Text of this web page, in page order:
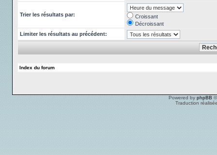
Trier les résultats par:
Croissant
Décroissant
Limiter les résultats au précédent:
Index du forum
Powered by phpBB
Traduction